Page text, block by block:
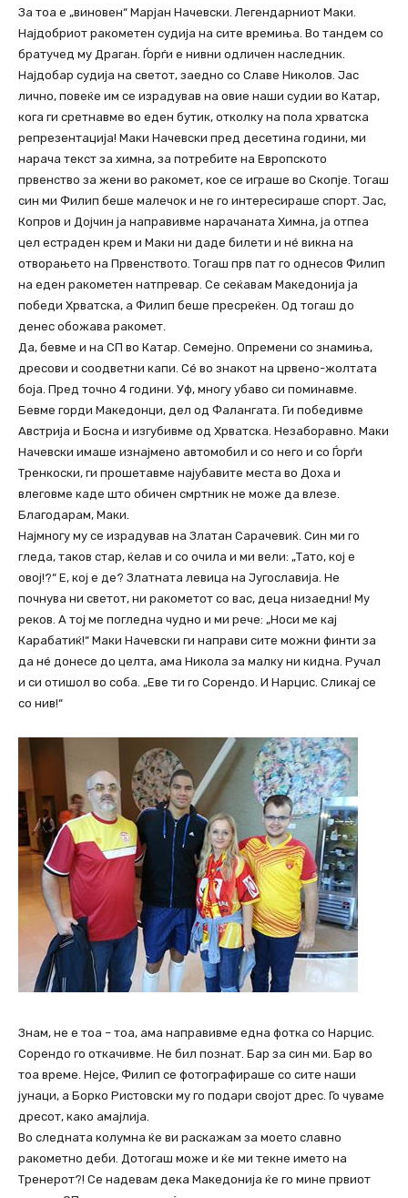
За тоа е „виновен“ Марјан Начевски. Легендарниот Маки.
Најдобриот ракометен судија на сите времиња. Во тандем со
братучед му Драган. Ѓорѓи е нивни одличен наследник.
Најдобар судија на светот, заедно со Славе Николов. Јас
лично, повеќе им се израдував на овие наши судии во Катар,
кога ги сретнавме во еден бутик, отколку на пола хрватска
репрезентација! Маки Начевски пред десетина години, ми
нарача текст за химна, за потребите на Европското
првенство за жени во ракомет, кое се играше во Скопје. Тогаш
син ми Филип беше малечок и не го интересираше спорт. Јас,
Копров и Дојчин ја направивме нарачаната Химна, ја отпеа
цел естраден крем и Маки ни даде билети и нé викна на
отворањето на Првенството. Тогаш прв пат го однесов Филип
на еден ракометен натпревар. Се сеќавам Македонија ја
победи Хрватска, а Филип беше пресреќен. Од тогаш до
денес обожава ракомет.
Да, бевме и на СП во Катар. Семејно. Опремени со знамиња,
дресови и соодветни капи. Сé во знакот на црвено-жолтата
боја. Пред точно 4 години. Уф, многу убаво си поминавме.
Бевме горди Македонци, дел од Фалангата. Ги победивме
Австрија и Босна и изгубивме од Хрватска. Незаборавно. Маки
Начевски имаше изнајмено автомобил и со него и со Ѓорѓи
Тренкоски, ги прошетавме најубавите места во Доха и
влеговме каде што обичен смртник не може да влезе.
Благодарам, Маки.
Најмногу му се израдував на Златан Сарачевиќ. Син ми го
гледа, таков стар, ќелав и со очила и ми вели: „Тато, кој е
овој!?“ Е, кој е де? Златната левица на Југославија. Не
почнува ни светот, ни ракометот со вас, деца низаедни! Му
реков. А тој ме погледна чудно и ми рече: „Носи ме кај
Карабатиќ!“ Маки Начевски ги направи сите можни финти за
да нé донесе до целта, ама Никола за малку ни кидна. Ручал
и си отишол во соба. „Еве ти го Сорендо. И Нарцис. Сликај се
со нив!“
Знам, не е тоа – тоа, ама направивме една фотка со Нарцис.
Сорендо го откачивме. Не бил познат. Бар за син ми. Бар во
тоа време. Нејсе, Филип се фотографираше со сите наши
јунаци, а Борко Ристовски му го подари својот дрес. Го чуваме
дресот, како амајлија.
Во следната колумна ќе ви раскажам за моето славно
ракометно деби. Дотогаш може и ќе ми текне името на
Тренерот?! Се надевам дека Македонија ќе го мине првиот